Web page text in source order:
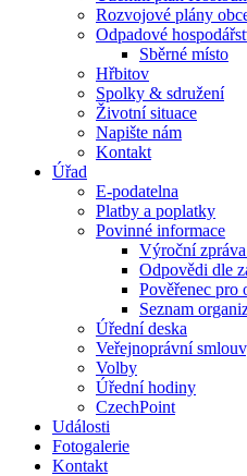
Rozvojové plány
Odpadové
Sběrné místo
Hřbitov
Spolky & sdružení
Životní situace
Napište nám
Kontakt
Úřad
E-podatelna
Platby a poplatky
Povinné informace
Výroční zpráva
Odpovědi dle
Pověřenec pro
Seznam
Úřední deska
Veřejnoprávní
Volby
Úřední hodiny
CzechPoint
Události
Fotogalerie
Kontakt